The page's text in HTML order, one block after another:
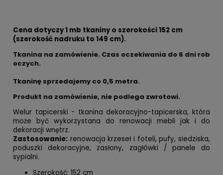
Cena dotyczy 1 mb tkaniny o szerokości 152 cm
(szerokość nadruku to 149 cm).
Tkanina na zamówienie. Czas oczekiwania do 6 dni rob
oczych.
Tkaninę sprzedajemy co 0,5 metra.
Produkt na zamówienie, nie podlega zwrotowi.
Welur tapicerski - tkanina dekoracyjno-tapicerska, która
może być wykorzystana do renowacji mebli jak i do
dekoracji wnętrz.
Zastosowanie: renowacja krzeseł i foteli, pufy, siedziska,
poduszki dekoracyjne, zasłony, zagłówki / panele do
sypialni.
Szerokość: 152 cm